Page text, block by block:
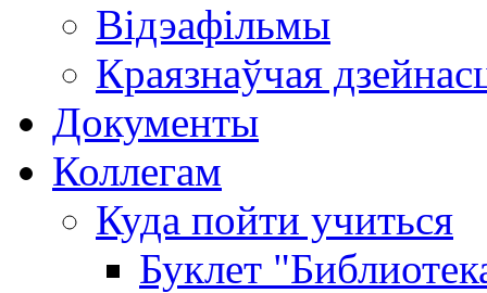
Відэафільмы
Краязнаўчая
Документы
Коллегам
Куда пойти учиться
Буклет